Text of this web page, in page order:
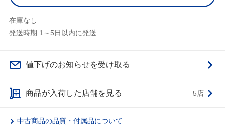
在庫なし
発送時期 1～5日以内に発送
値下げのお知らせを受け取る
商品が入荷した店舗を見る 5店
中古商品の品質・付属品について